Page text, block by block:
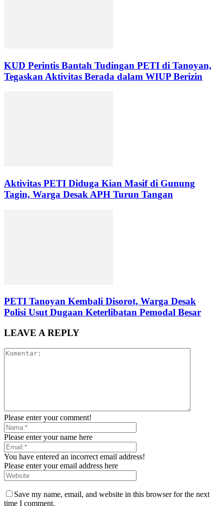
KUD Perintis Bantah Tudingan PETI di Tanoyan,
Tegaskan Aktivitas Berada dalam WIUP Berizin
Aktivitas PETI Diduga Kian Masif di Gunung
Tagin, Warga Desak APH Turun Tangan
PETI Tanoyan Kembali Disorot, Warga Desak
Polisi Usut Dugaan Keterlibatan Pemodal Besar
LEAVE A REPLY
Please enter your comment!
Please enter your name here
You have entered an incorrect email address!
Please enter your email address here
Save my name, email, and website in this browser for the next
time I comment.